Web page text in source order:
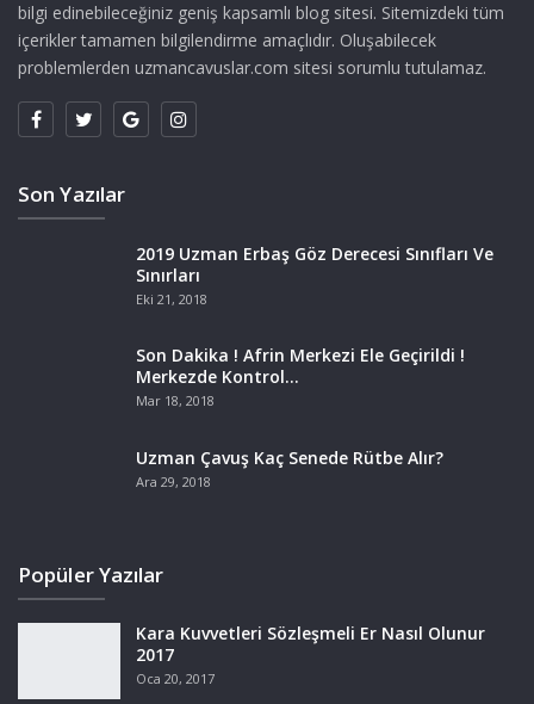
bilgi edinebileceğiniz geniş kapsamlı blog sitesi. Sitemizdeki tüm
içerikler tamamen bilgilendirme amaçlıdır. Oluşabilecek
problemlerden uzmancavuslar.com sitesi sorumlu tutulamaz.
Son Yazılar
2019 Uzman Erbaş Göz Derecesi Sınıfları Ve
Sınırları
Eki 21, 2018
Son Dakika ! Afrin Merkezi Ele Geçirildi !
Merkezde Kontrol…
Mar 18, 2018
Uzman Çavuş Kaç Senede Rütbe Alır?
Ara 29, 2018
Popüler Yazılar
Kara Kuvvetleri Sözleşmeli Er Nasıl Olunur
2017
Oca 20, 2017